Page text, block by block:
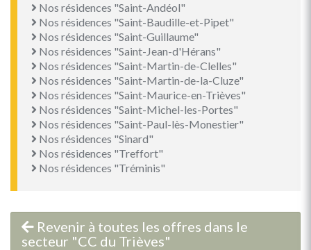
Nos résidences "Saint-Andéol"
Nos résidences "Saint-Baudille-et-Pipet"
Nos résidences "Saint-Guillaume"
Nos résidences "Saint-Jean-d'Hérans"
Nos résidences "Saint-Martin-de-Clelles"
Nos résidences "Saint-Martin-de-la-Cluze"
Nos résidences "Saint-Maurice-en-Trièves"
Nos résidences "Saint-Michel-les-Portes"
Nos résidences "Saint-Paul-lès-Monestier"
Nos résidences "Sinard"
Nos résidences "Treffort"
Nos résidences "Tréminis"
Revenir à toutes les offres dans le
secteur "CC du Trièves"